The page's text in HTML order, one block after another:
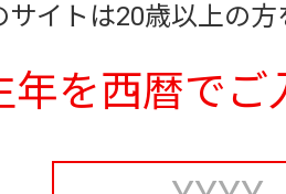
サイトは20歳以上の方
年を西暦でご